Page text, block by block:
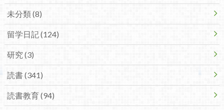
未分類 (8)
留学日記 (124)
研究 (3)
読書 (341)
読書教育 (94)